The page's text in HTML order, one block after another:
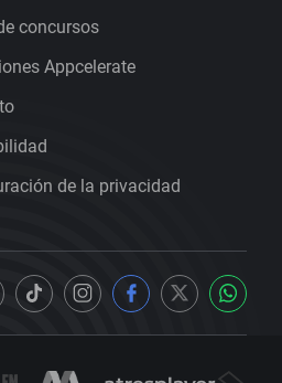
concursos
Appcelerate
de la privacidad